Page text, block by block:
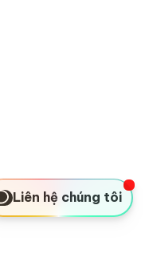
Liên hệ chúng tôi